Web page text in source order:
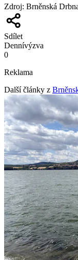
Zdroj: Brněnská
Sdílet
Dennívýzva
0
Reklama
Další články z